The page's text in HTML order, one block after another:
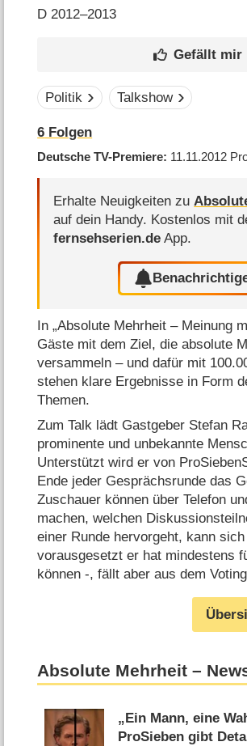
D 2012–2013
Politik Talkshow
6 Folgen
Deutsche TV-Premiere 11.11.2012
Erhalte Neuigkeiten zu
auf dein Handy. Kostenlos mit
fernsehserien.de App.
In „Absolute Mehrheit – Meinung
Gäste mit dem Ziel, die absolute
versammeln – und dafür mit
stehen klare Ergebnisse in Form
Themen.
Zum Talk lädt Gastgeber Stefan
prominente und unbekannte
Unterstützt wird er von
Ende jeder Gesprächsrunde das
Zuschauer können über Telefon
machen, welchen
einer Runde hervorgeht, kann
vorausgesetzt er hat mindestens
können -, fällt aber aus dem
Absolute Mehrheit –
„Ein Mann, eine
ProSieben gibt